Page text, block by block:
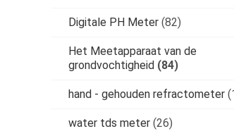
Digitale PH Meter (82)
Het Meetapparaat van de
grondvochtigheid (84)
hand - gehouden refractometer
water tds meter (26)